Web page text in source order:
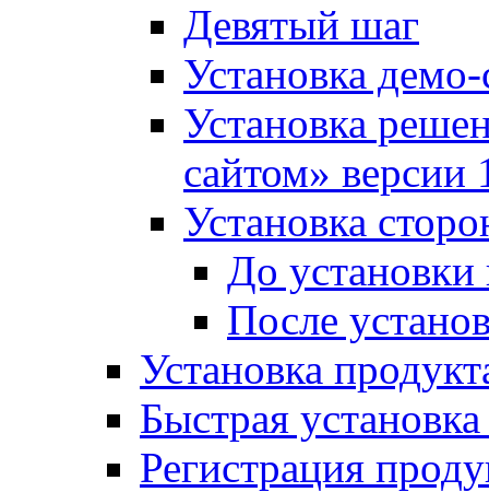
Девятый шаг
Установка
Установка
сайтом»
Установка
До установки
После
Установка
Быстрая
Регистрация